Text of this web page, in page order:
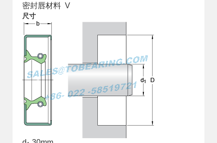
密封唇材料 V
尺寸